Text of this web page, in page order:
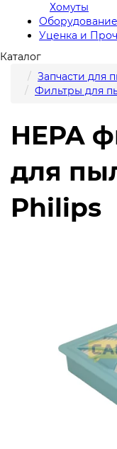
Хомуты
Уценка и
Каталог
Запчасти для
Фильтры для
HEPA
для
Philips